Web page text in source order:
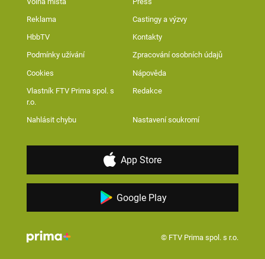
Reklama Castingy a výzvy
HbbTV Kontakty
Podmínky užívání Zpracování osobních údajů
Cookies Nápověda
Vlastník FTV Prima spol. s
r.o.
Redakce
Nahlásit chybu Nastavení soukromí
App Store
Google Play
© FTV Prima spol. s r.o.